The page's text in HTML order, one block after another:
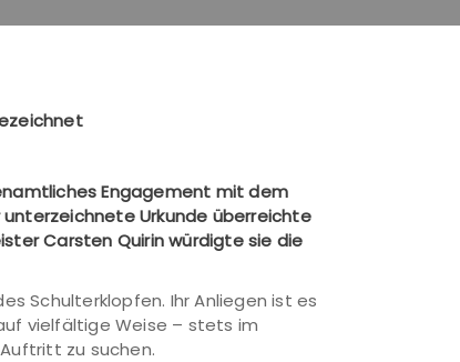
Engagement mit dem
Urkunde überreichte
Carsten Quirin würdigte sie die
Schulterklopfen. Ihr Anliegen ist es
vielfältige Weise – stets im
zu suchen.